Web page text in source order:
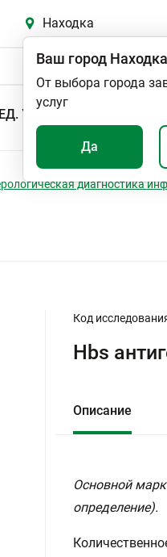
Находка
УСЛУГИ
Ваш город Находка
От выбора города
услуг
Да
диагностика
Код
Hbs
Описание
Основной
определение).